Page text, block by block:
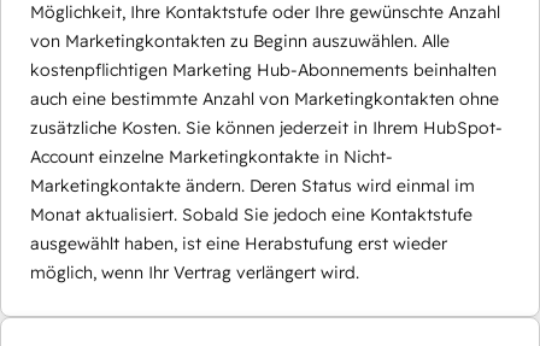
Möglichkeit, Ihre Kontaktstufe oder Ihre gewünschte Anzahl
von Marketingkontakten zu Beginn auszuwählen. Alle
kostenpflichtigen Marketing Hub-Abonnements beinhalten
auch eine bestimmte Anzahl von Marketingkontakten ohne
zusätzliche Kosten. Sie können jederzeit in Ihrem HubSpot-
Account einzelne Marketingkontakte in Nicht-
Marketingkontakte ändern. Deren Status wird einmal im
Monat aktualisiert. Sobald Sie jedoch eine Kontaktstufe
ausgewählt haben, ist eine Herabstufung erst wieder
möglich, wenn Ihr Vertrag verlängert wird.